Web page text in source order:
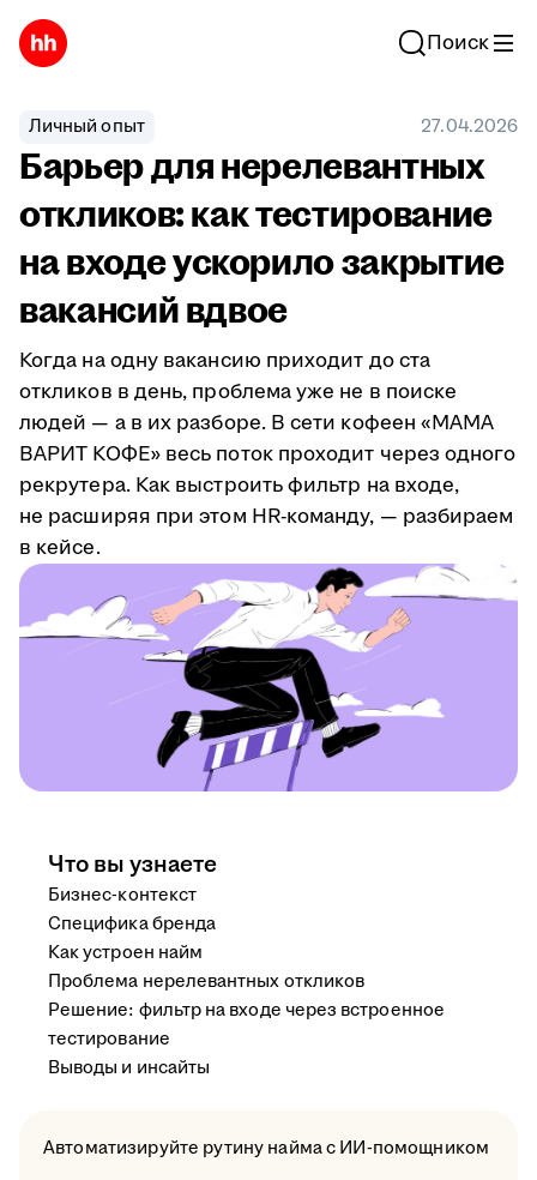
Поиск
Личный опыт 27.04.2026
Барьер для нерелевантных
откликов: как тестирование
на входе ускорило закрытие
вакансий вдвое
Когда на одну вакансию приходит до ста
откликов в день, проблема уже не в поиске
людей — а в их разборе. В сети кофеен «МАМА
ВАРИТ КОФЕ» весь поток проходит через одного
рекрутера. Как выстроить фильтр на входе,
не расширяя при этом HR-команду, — разбираем
в кейсе.
Что вы узнаете
Бизнес-контекст
Специфика бренда
Как устроен найм
Проблема нерелевантных откликов
Решение: фильтр на входе через встроенное
тестирование
Выводы и инсайты
Автоматизируйте рутину найма с ИИ-помощником